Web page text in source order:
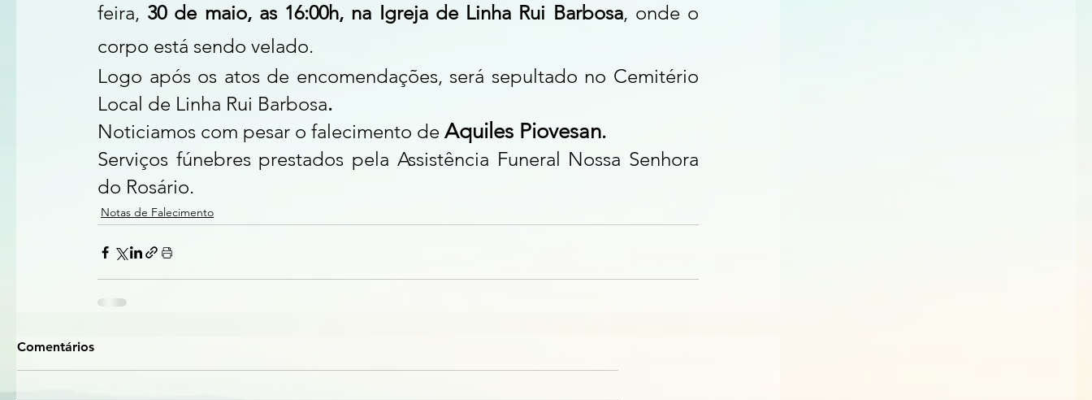
feira, 30 de maio, as 16:00h, na Igreja de Linha Rui Barbosa, onde o
corpo está sendo velado.
Logo após os atos de encomendações, será sepultado no Cemitério
Local de Linha Rui Barbosa.
Noticiamos com pesar o falecimento de Aquiles Piovesan.
Serviços fúnebres prestados pela Assistência Funeral Nossa Senhora
do Rosário.
Notas de Falecimento
Comentários